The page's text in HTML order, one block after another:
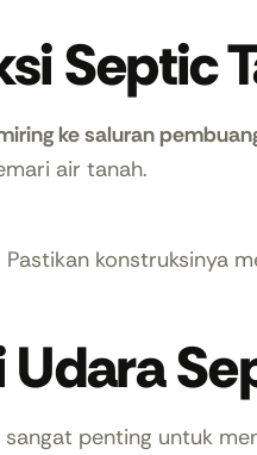
Septic
ke saluran
air tanah.
konstruksinya
penting untuk